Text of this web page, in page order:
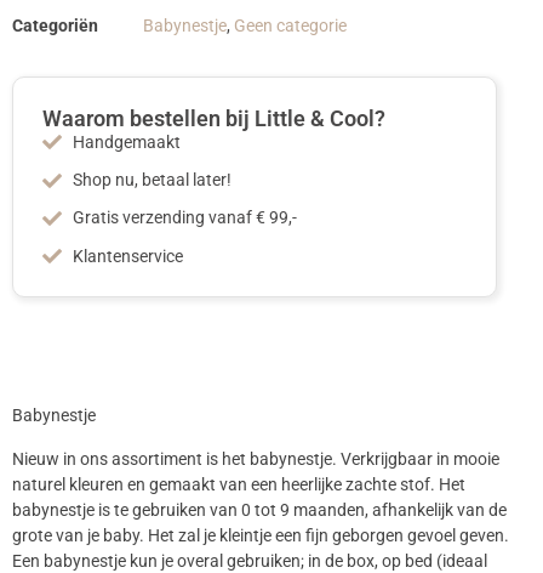
Categoriën Babynestje, Geen categorie
Waarom bestellen bij Little & Cool?
Handgemaakt
Shop nu, betaal later!
Gratis verzending vanaf € 99,-
Klantenservice
Babynestje
Nieuw in ons assortiment is het babynestje. Verkrijgbaar in mooie
naturel kleuren en gemaakt van een heerlijke zachte stof. Het
babynestje is te gebruiken van 0 tot 9 maanden, afhankelijk van de
grote van je baby. Het zal je kleintje een fijn geborgen gevoel geven.
Een babynestje kun je overal gebruiken; in de box, op bed (ideaal